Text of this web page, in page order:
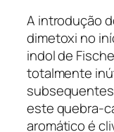
A introdução
dimetoxi no
indol de
totalmente
este quebra-
aromático é